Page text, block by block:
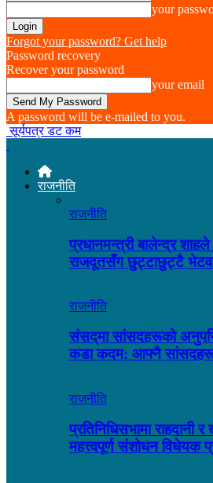
your
Forgot your password? Get help
Password recovery
Recover your password
your email
A password will be e-mailed to you.
सूर्यपत्र डट कम
राजनीति
राजनीति
प्रधानमन्त्री बालेन्द्र शाहले
राजदूतसँग छुट्टाछुट्टै
राजनीति
संसद्‌मा सांसदहरूको
कडा कदम: आफ्नै
राजनीति
प्रतिनिधिसभामा राहदानी
महत्त्वपूर्ण संशोधन